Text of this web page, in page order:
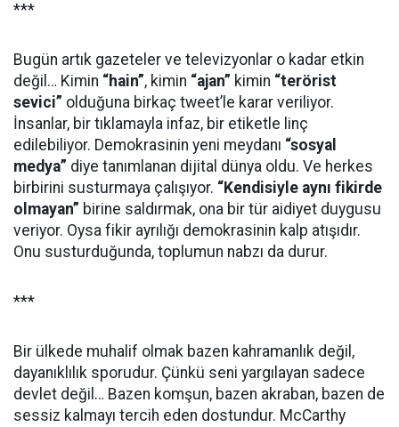
***
Bugün artık gazeteler ve televizyonlar o kadar etkin
değil… Kimin “hain”, kimin “ajan” kimin “terörist
sevici” olduğuna birkaç tweet’le karar veriliyor.
İnsanlar, bir tıklamayla infaz, bir etiketle linç
edilebiliyor. Demokrasinin yeni meydanı “sosyal
medya” diye tanımlanan dijital dünya oldu. Ve herkes
birbirini susturmaya çalışıyor. “Kendisiyle aynı fikirde
olmayan” birine saldırmak, ona bir tür aidiyet duygusu
veriyor. Oysa fikir ayrılığı demokrasinin kalp atışıdır.
Onu susturduğunda, toplumun nabzı da durur.
***
Bir ülkede muhalif olmak bazen kahramanlık değil,
dayanıklılık sporudur. Çünkü seni yargılayan sadece
devlet değil… Bazen komşun, bazen akraban, bazen de
sessiz kalmayı tercih eden dostundur. McCarthy